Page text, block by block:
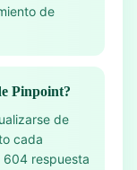
de
Pinpoint?
de
cada
604 respuesta